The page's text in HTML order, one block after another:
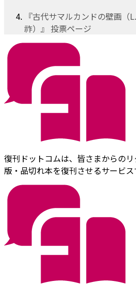
『古代サマルカンドの壁画（
祚）』 投票ページ
復刊ドットコムは、皆さまからの
版・品切れ本を復刊させるサービス